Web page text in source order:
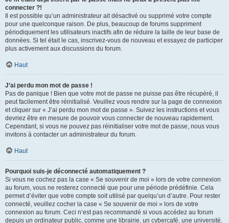
connecter ?!
Il est possible qu’un administrateur ait désactivé ou supprimé votre compte
pour une quelconque raison. De plus, beaucoup de forums suppriment
périodiquement les utilisateurs inactifs afin de réduire la taille de leur base de
données. Si tel était le cas, inscrivez-vous de nouveau et essayez de participer
plus activement aux discussions du forum.
Haut
J’ai perdu mon mot de passe !
Pas de panique ! Bien que votre mot de passe ne puisse pas être récupéré, il
peut facilement être réinitialisé. Veuillez vous rendre sur la page de connexion
et cliquer sur « J’ai perdu mon mot de passe ». Suivez les instructions et vous
devriez être en mesure de pouvoir vous connecter de nouveau rapidement.
Cependant, si vous ne pouvez pas réinitialiser votre mot de passe, nous vous
invitons à contacter un administrateur du forum.
Haut
Pourquoi suis-je déconnecté automatiquement ?
Si vous ne cochez pas la case « Se souvenir de moi » lors de votre connexion
au forum, vous ne resterez connecté que pour une période prédéfinie. Cela
permet d’éviter que votre compte soit utilisé par quelqu’un d’autre. Pour rester
connecté, veuillez cocher la case « Se souvenir de moi » lors de votre
connexion au forum. Ceci n’est pas recommandé si vous accédez au forum
depuis un ordinateur public, comme une librairie, un cybercafé, une université,